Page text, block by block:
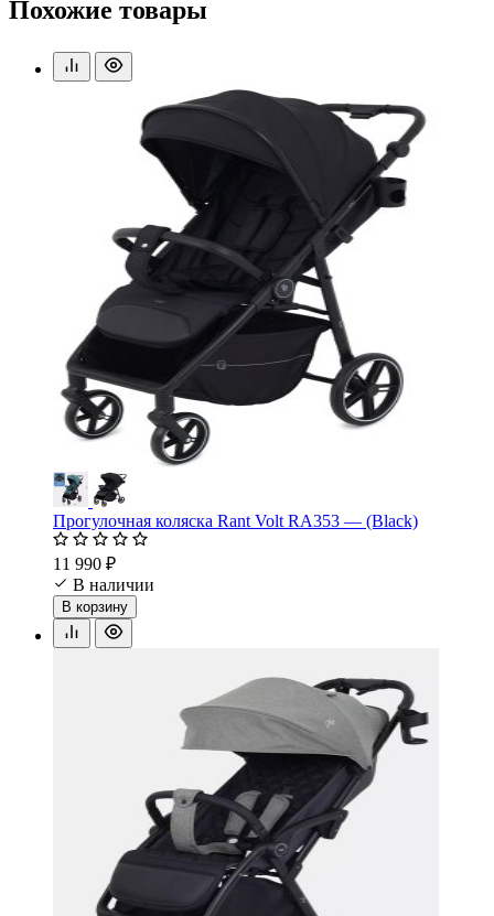
Похожие товары
Прогулочная коляска Rant Volt RA353 — (Black)
11 990 ₽
В наличии
В корзину